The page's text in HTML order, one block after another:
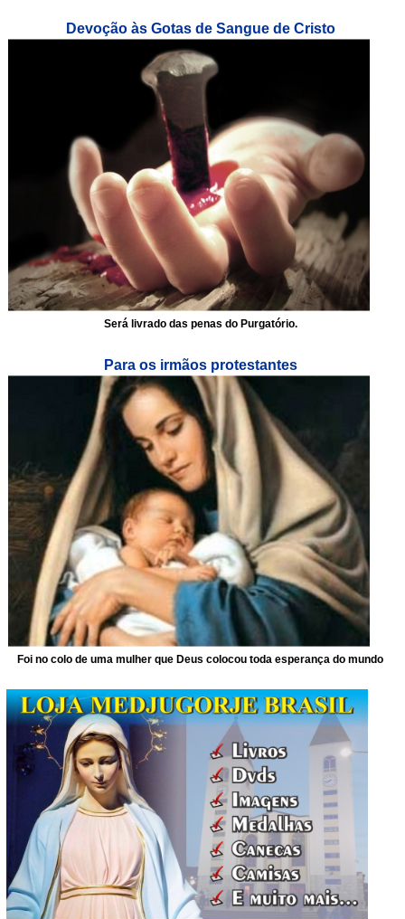
Devoção às Gotas de Sangue de Cristo
Será livrado das penas do Purgatório.
Para os irmãos protestantes
Foi no colo de uma mulher que Deus colocou toda esperança do mundo